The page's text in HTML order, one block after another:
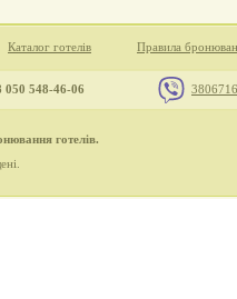
Каталог готелів Правила
050 548-46-06
готелів.